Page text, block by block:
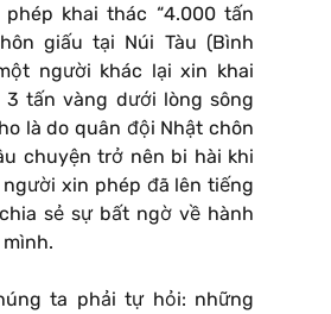
khai thác “4.000 tấn
giấu tại Núi Tàu (Bình
người khác lại xin khai
3 tấn vàng dưới lòng sông
là do quân đội Nhật chôn
chuyện trở nên bi hài khi
xin phép đã lên tiếng
sẻ sự bất ngờ về hành
ta phải tự hỏi: những